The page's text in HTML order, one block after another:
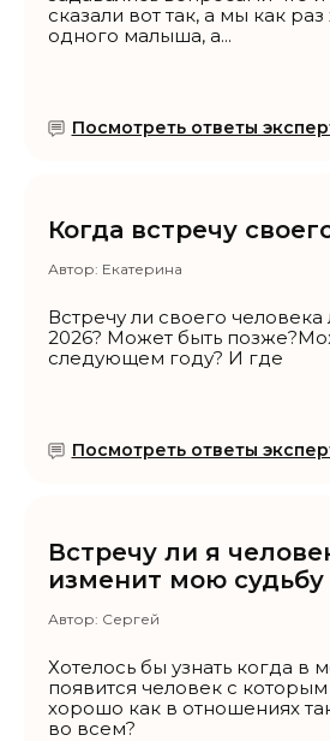
сказали вот так, а мы как
одного малыша, а...
Посмотреть ответы
Когда встречу
Автор: Екатерина
Встречу ли своего
2026? Может быть
следующем году? И где
Посмотреть ответы
Встречу ли я
изменит мою
Автор: Сергей
Хотелось бы узнать когда в
появится человек с
хорошо как в отношениях
во всем?